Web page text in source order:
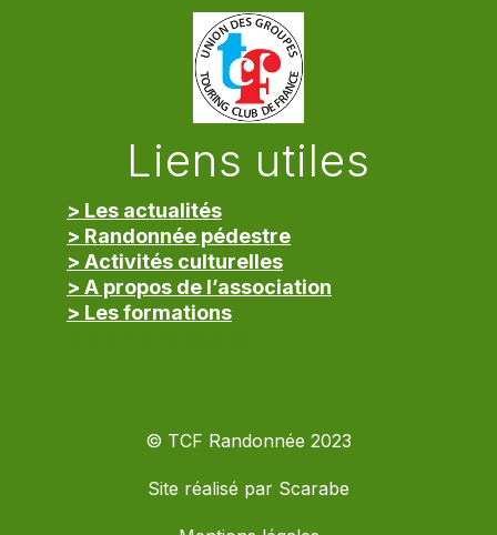
Liens utiles
> Les actualités
> Randonnée pédestre
> Activités culturelles
> A propos de l’association
> Les formations
© TCF Randonnée 2023
Site réalisé par Scarabe